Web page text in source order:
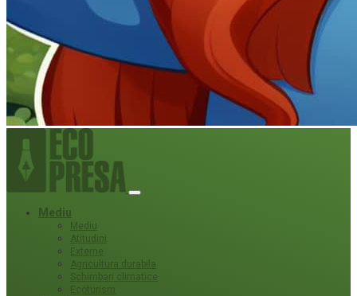
Mediu
Mediu
Atitudini
Externe
Agricultura durabila
Schimbari climatice
Ecoturism